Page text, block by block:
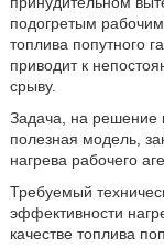
подогретым
топлива попутного
приводит к
срыву.
Задача, на решение
полезная модель,
нагрева рабочего
Требуемый
эффективности
качестве топлива